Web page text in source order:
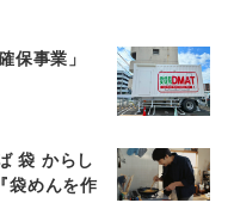
保事業」
袋 からし
袋めんを作